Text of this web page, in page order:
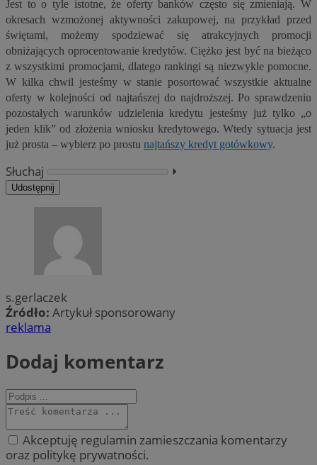
Jest to o tyle istotne, że oferty banków często się zmieniają. W
okresach wzmożonej aktywności zakupowej, na przykład przed
świętami, możemy spodziewać się atrakcyjnych promocji
obniżających oprocentowanie kredytów. Ciężko jest być na bieżąco
z wszystkimi promocjami, dlatego rankingi są niezwykle pomocne.
W kilka chwil jesteśmy w stanie posortować wszystkie aktualne
oferty w kolejności od najtańszej do najdroższej. Po sprawdzeniu
pozostałych warunków udzielenia kredytu jesteśmy już tylko „o
jeden klik” od złożenia wniosku kredytowego. Wtedy sytuacja jest
już prosta – wybierz po prostu najtańszy kredyt gotówkowy.
Słuchaj ⏵︎
Udostępnij
s.gerlaczek
Źródło: Artykuł sponsorowany
reklama
Dodaj komentarz
Akceptuję regulamin zamieszczania komentarzy
oraz politykę prywatności.